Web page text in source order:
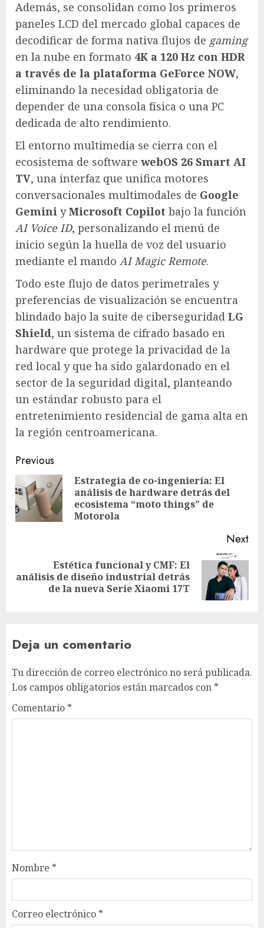
Además, se consolidan como los primeros
paneles LCD del mercado global capaces de
decodificar de forma nativa flujos de gaming
en la nube en formato 4K a 120 Hz con HDR
a través de la plataforma GeForce NOW,
eliminando la necesidad obligatoria de
depender de una consola física o una PC
dedicada de alto rendimiento.
El entorno multimedia se cierra con el
ecosistema de software webOS 26 Smart AI
TV, una interfaz que unifica motores
conversacionales multimodales de Google
Gemini yMicrosoft Copilot bajo la función
AI Voice ID, personalizando el menú de
inicio según la huella de voz del usuario
mediante el mando AI Magic Remote.
Todo este flujo de datos perimetrales y
preferencias de visualización se encuentra
blindado bajo la suite de ciberseguridad LG
Shield, un sistema de cifrado basado en
hardware que protege la privacidad de la
red local y que ha sido galardonado en el
sector de la seguridad digital, planteando
un estándar robusto para el
entretenimiento residencial de gama alta en
la región centroamericana.
Post
navigation
Previous
Estrategia de co-ingeniería: El
análisis de hardware detrás del
ecosistema “moto things” de
Motorola
Next
Next
Estética funcional y CMF: El
análisis de diseño industrial detrás
de la nueva Serie Xiaomi 17T
Deja un comentario
Tu dirección de correo electrónico no será publicada.
Los campos obligatorios están marcados con *
Comentario *
Nombre *
Correo electrónico *